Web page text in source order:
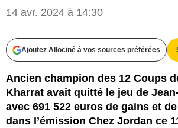
14 avr. 2024 à 14:30
Ajoutez Allociné à vos sources préférées
Ancien champion des 12 Coups
Kharrat avait quitté le jeu de
avec 691 522 euros de gains et
dans l’émission Chez Jordan ce